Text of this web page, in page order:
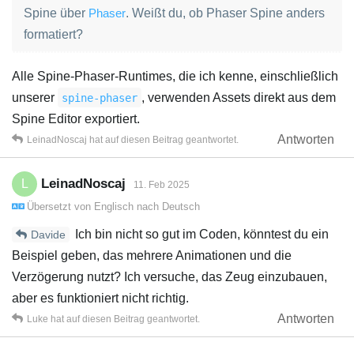
Spine über Phaser. Weißt du, ob Phaser Spine anders
formatiert?
Alle Spine-Phaser-Runtimes, die ich kenne, einschließlich
unserer
spine-phaser , verwenden Assets direkt aus dem
Spine Editor exportiert.
Antworten
LeinadNoscaj hat auf diesen Beitrag geantwortet.
LeinadNoscaj 11. Feb 2025
Übersetzt von Englisch nach Deutsch
Davide
Ich bin nicht so gut im Coden, könntest du ein
Beispiel geben, das mehrere Animationen und die
Verzögerung nutzt? Ich versuche, das Zeug einzubauen,
aber es funktioniert nicht richtig.
Antworten
Luke hat auf diesen Beitrag geantwortet.